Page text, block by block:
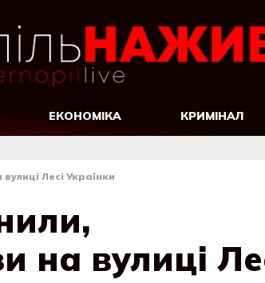
ЕКОНОМІКА КРИМІНАЛ
Лесі Українки
на вулиці